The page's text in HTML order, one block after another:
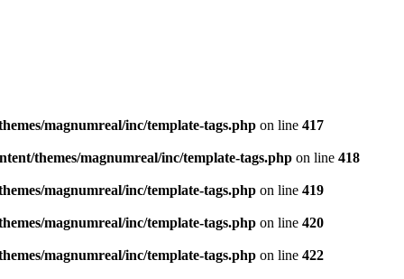
magnumreal/inc/template-tags.php on line 417
themes/magnumreal/inc/template-tags.php on line 418
magnumreal/inc/template-tags.php on line 419
magnumreal/inc/template-tags.php on line 420
magnumreal/inc/template-tags.php on line 422